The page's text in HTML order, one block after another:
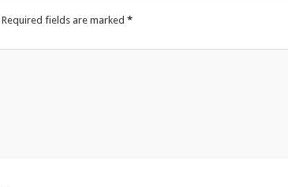
Required fields are marked *